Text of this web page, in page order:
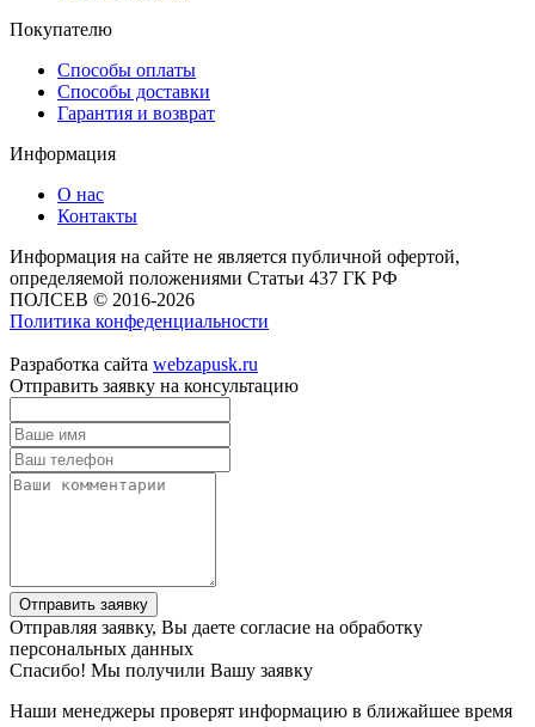
Покупателю
Способы оплаты
Способы доставки
Гарантия и возврат
Информация
О нас
Контакты
Информация на сайте не является публичной офертой,
определяемой положениями Статьи 437 ГК РФ
ПОЛСЕВ © 2016-2026
Политика конфеденциальности
Разработка сайта webzapusk.ru
Отправить заявку на консультацию
Отправить заявку
Отправляя заявку, Вы даете согласие на обработку
персональных данных
Спасибо! Мы получили Вашу заявку
Наши менеджеры проверят информацию в ближайшее время